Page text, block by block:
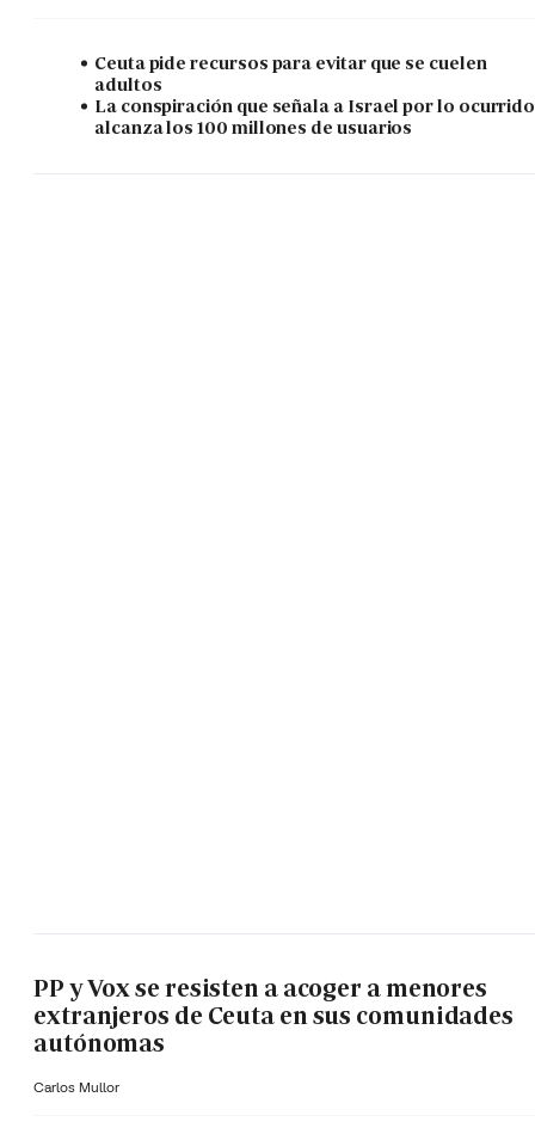
Ceuta pide recursos para evitar que se cuelen
adultos
La conspiración que señala a Israel por lo ocurrido
alcanza los 100 millones de usuarios
PP y Vox se resisten a acoger a menores
extranjeros de Ceuta en sus comunidades
autónomas
Carlos Mullor